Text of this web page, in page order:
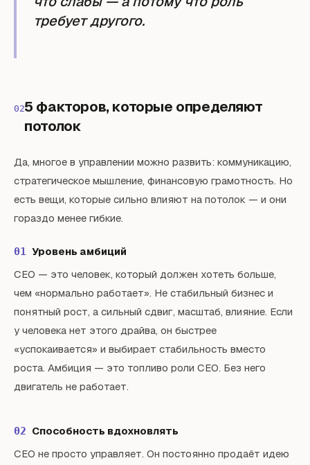
требует другого.
025 факторов, которые определяют
потолок
Да, многое в управлении можно развить: коммуникацию,
стратегическое мышление, финансовую грамотность. Но
есть вещи, которые сильно влияют на потолок — и они
гораздо менее гибкие.
01 Уровень амбиций
CEO — это человек, который должен хотеть больше,
чем «нормально работает». Не стабильный бизнес и
понятный рост, а сильный сдвиг, масштаб, влияние. Если
у человека нет этого драйва, он быстрее
«успокаивается» и выбирает стабильность вместо
роста. Амбиция — это топливо роли CEO. Без него
двигатель не работает.
02 Способность вдохновлять
CEO не просто управляет. Он постоянно продаёт идею